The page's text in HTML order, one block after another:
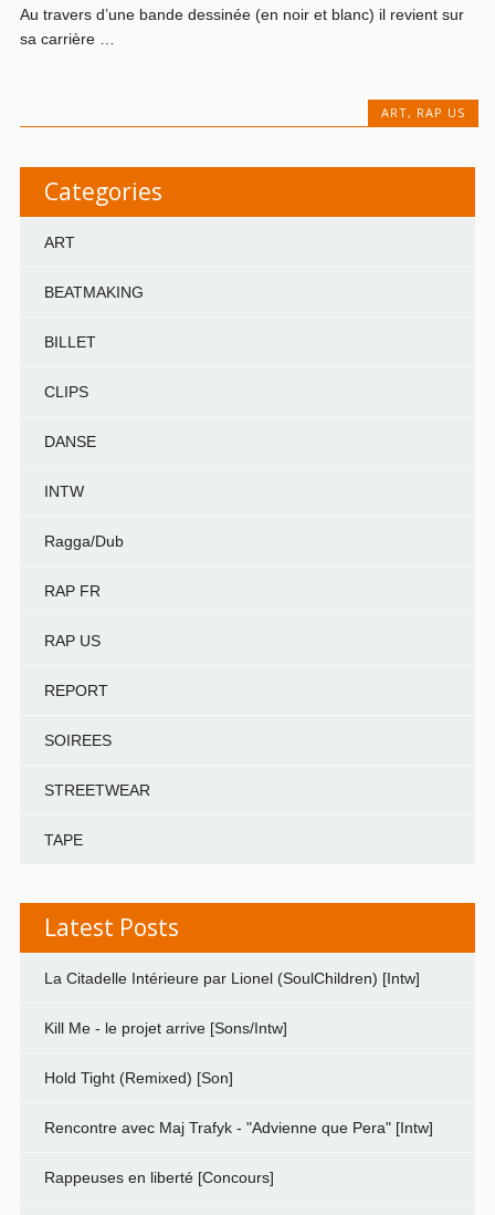
Au travers d’une bande dessinée (en noir et blanc) il revient sur
sa carrière …
ART, RAP US
Categories
ART
BEATMAKING
BILLET
CLIPS
DANSE
INTW
Ragga/Dub
RAP FR
RAP US
REPORT
SOIREES
STREETWEAR
TAPE
Latest Posts
La Citadelle Intérieure par Lionel (SoulChildren) [Intw]
Kill Me - le projet arrive [Sons/Intw]
Hold Tight (Remixed) [Son]
Rencontre avec Maj Trafyk - "Advienne que Pera" [Intw]
Rappeuses en liberté [Concours]